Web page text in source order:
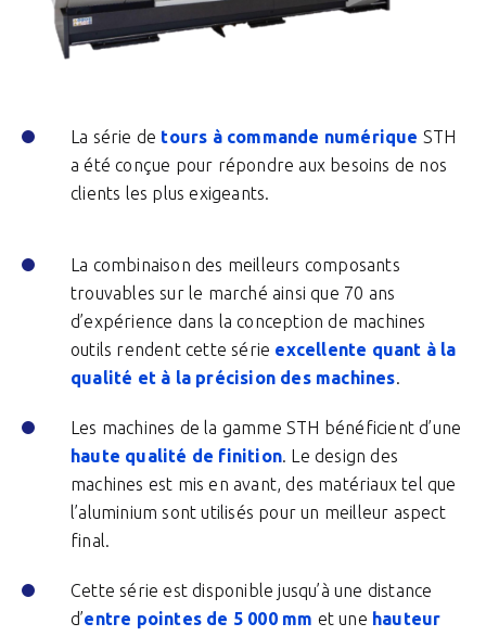
La série de tours à commande numérique STH
a été conçue pour répondre aux besoins de nos
clients les plus exigeants.
La combinaison des meilleurs composants
trouvables sur le marché ainsi que 70 ans
d’expérience dans la conception de machines
outils rendent cette série excellente quant à la
qualité et à la précision des machines.
Les machines de la gamme STH bénéficient d’une
haute qualité de finition. Le design des
machines est mis en avant, des matériaux tel que
l’aluminium sont utilisés pour un meilleur aspect
final.
Cette série est disponible jusqu’à une distance
d’entre pointes de 5 000 mm et une hauteur